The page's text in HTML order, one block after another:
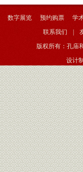
数字展览 预约购票
学
联系我们
版权所有：孔庙
设计